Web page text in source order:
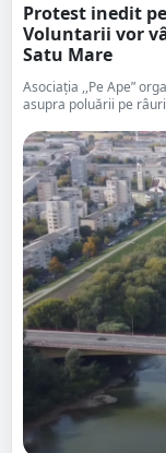
Protest inedit
Voluntarii vor
Satu Mare
Asociația ,,Pe Ape”
asupra poluării pe